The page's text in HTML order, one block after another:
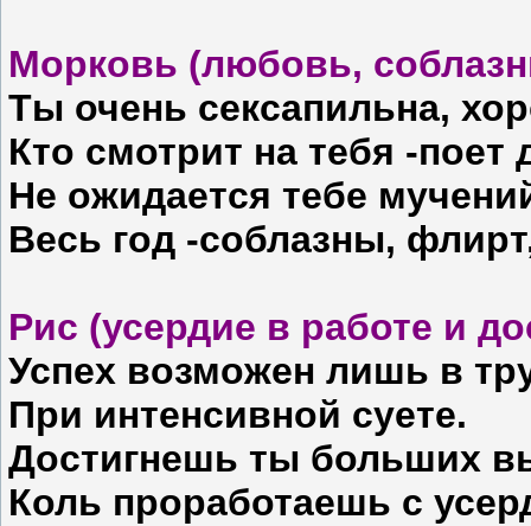
Морковь (любовь,
Ты очень сексапильна,
Кто смотрит на тебя -поет
Не ожидается тебе
Весь год -соблазны,
Рис (усердие в работе и
Успех возможен лишь в
При интенсивной суете.
Достигнешь ты больших
Коль проработаешь с